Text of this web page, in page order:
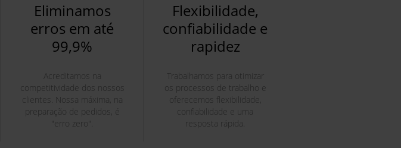
Eliminamos
erros em até
99,9%
Acreditamos na
competitividade dos nossos
clientes. Nossa máxima, na
preparação de pedidos, é
"erro zero".
Flexibilidade,
confiabilidade e
rapidez
Trabalhamos para otimizar
os processos de trabalho e
oferecemos flexibilidade,
confiabilidade e uma
resposta rápida.